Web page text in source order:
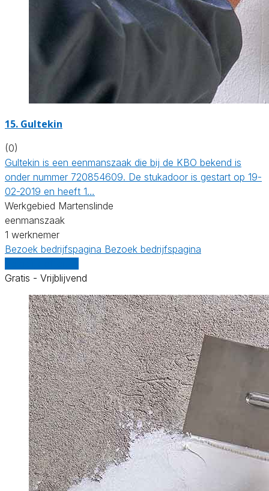
15. Gultekin
(0)
Gultekin is een eenmanszaak die bij de KBO bekend is
onder nummer 720854609. De stukadoor is gestart op 19-
02-2019 en heeft 1…
Werkgebied Martenslinde
eenmanszaak
1 werknemer
Bezoek bedrijfspagina Bezoek bedrijfspagina
Gratis - Vrijblijvend